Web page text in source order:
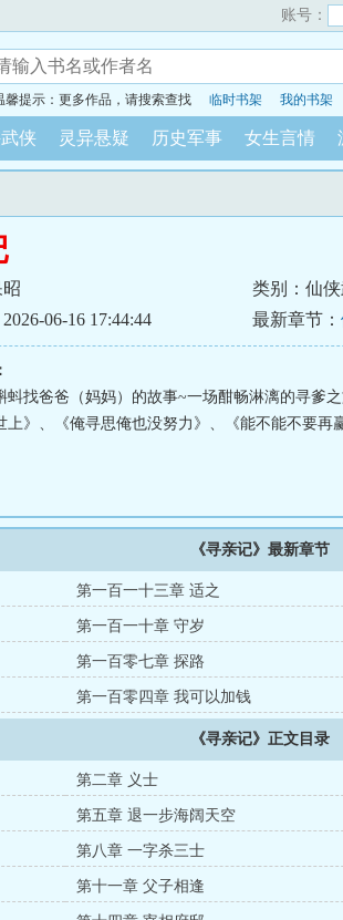
账号：
馨提示：更多作品，请搜索查找 临时书架 我的书架
侠 灵异悬疑 历史军事 女生言情
类别：仙
06-16 17:44:44
最新章节：
蚪找爸爸（妈妈）的故事~一场酣畅淋漓的寻爹
上》、《俺寻思俺也没努力》、《能不能不要再
《寻亲记》最新章节
第一百一十三章 适之
第一百一十章 守岁
第一百零七章 探路
第一百零四章 我可以加钱
《寻亲记》正文目录
第二章 义士
第五章 退一步海阔天空
第八章 一字杀三士
第十一章 父子相逢